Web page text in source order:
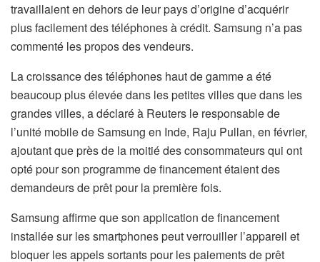
travaillaient en dehors de leur pays d’origine d’acquérir
plus facilement des téléphones à crédit. Samsung n’a pas
commenté les propos des vendeurs.
La croissance des téléphones haut de gamme a été
beaucoup plus élevée dans les petites villes que dans les
grandes villes, a déclaré à Reuters le responsable de
l’unité mobile de Samsung en Inde, Raju Pullan, en février,
ajoutant que près de la moitié des consommateurs qui ont
opté pour son programme de financement étaient des
demandeurs de prêt pour la première fois.
Samsung affirme que son application de financement
installée sur les smartphones peut verrouiller l’appareil et
bloquer les appels sortants pour les paiements de prêt